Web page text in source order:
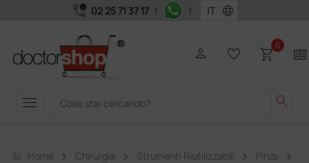
call_quality 02 25 71 37 17 | | language
menu search
person favorite_border shopping_cart0 two_pager
home Home Chirurgia Strumenti Riutilizzabili
Pinze